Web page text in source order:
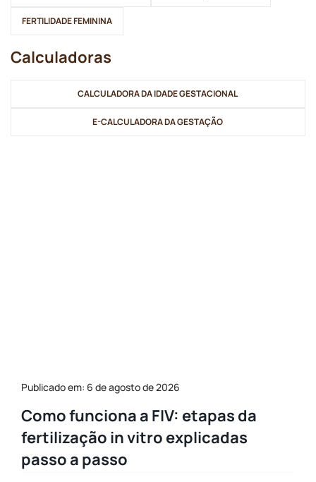
FERTILIDADE FEMININA
Calculadoras
CALCULADORA DA IDADE GESTACIONAL
E-CALCULADORA DA GESTAÇÃO
Publicado em: 6 de agosto de 2026
Como funciona a FIV: etapas da
fertilização in vitro explicadas
passo a passo